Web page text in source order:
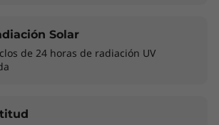
espectacular.
Solar
de 24 horas de radiación UV